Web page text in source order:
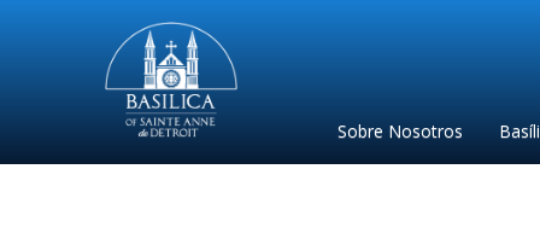
Sainte
Anne
Parish
de
Sobre Nosotros